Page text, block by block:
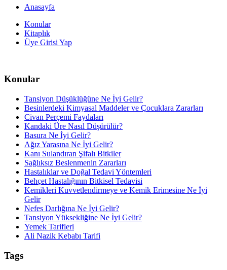
Anasayfa
Konular
Kitaplık
Üye Girisi Yap
Konular
Tansiyon Düşüklüğüne Ne İyi Gelir?
Besinlerdeki Kimyasal Maddeler ve Çocuklara Zararları
Civan Perçemi Faydaları
Kandaki Üre Nasıl Düşürülür?
Basura Ne İyi Gelir?
Ağız Yarasına Ne İyi Gelir?
Kanı Sulandıran Şifalı Bitkiler
Sağlıksız Beslenmenin Zararları
Hastalıklar ve Doğal Tedavi Yöntemleri
Behçet Hastalığının Bitkisel Tedavisi
Kemikleri Kuvvetlendirmeye ve Kemik Erimesine Ne İyi
Gelir
Nefes Darlığına Ne İyi Gelir?
Tansiyon Yüksekliğine Ne İyi Gelir?
Yemek Tarifleri
Ali Nazik Kebabı Tarifi
Tags